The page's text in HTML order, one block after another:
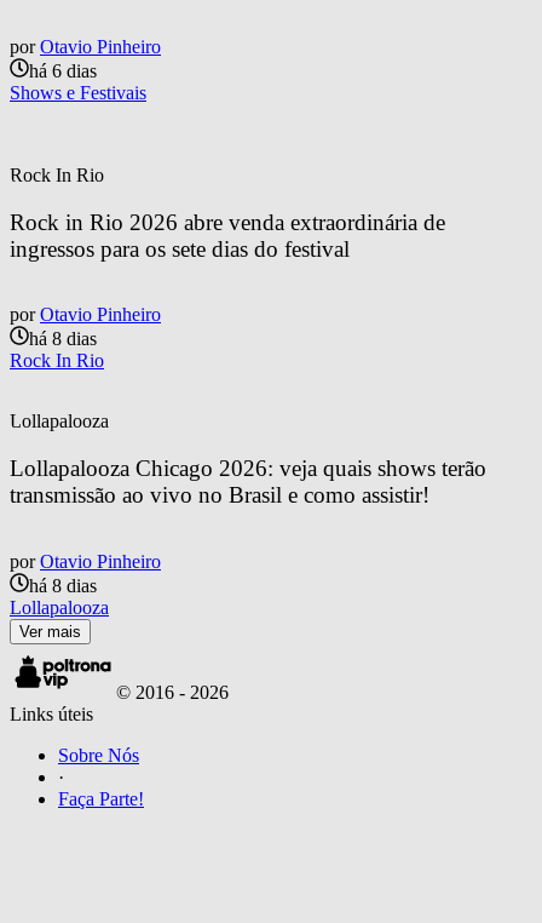
por Otavio Pinheiro
há 6 dias
Shows e Festivais
Rock In Rio
Rock in Rio 2026 abre venda extraordinária de
ingressos para os sete dias do festival
por Otavio Pinheiro
há 8 dias
Rock In Rio
Lollapalooza
Lollapalooza Chicago 2026: veja quais shows terão
transmissão ao vivo no Brasil e como assistir!
por Otavio Pinheiro
há 8 dias
Lollapalooza
Ver mais
© 2016 - 2026
Links úteis
Sobre Nós
·
Faça Parte!